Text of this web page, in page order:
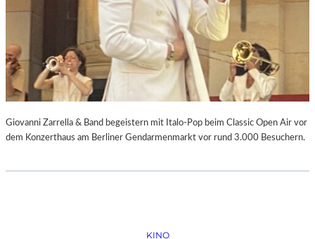
Giovanni Zarrella & Band begeistern mit Italo-Pop beim Classic Open Air vor
dem Konzerthaus am Berliner Gendarmenmarkt vor rund 3.000 Besuchern.
KINO